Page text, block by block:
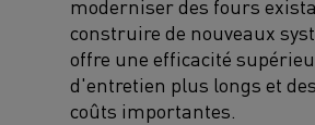
moderniser des fours
construire de nouveaux
offre une efficacité
d'entretien plus longs et
coûts importantes.